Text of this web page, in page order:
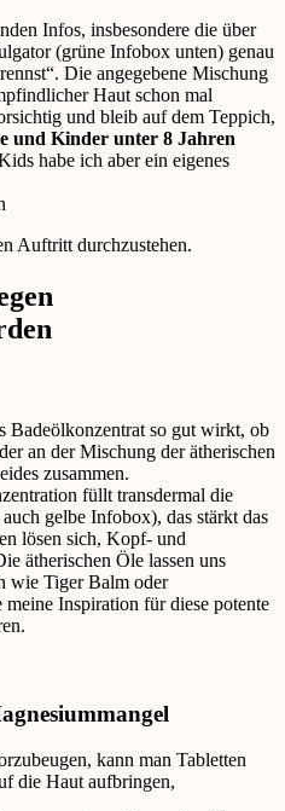
Infos, insbesondere die über
(grüne Infobox unten) genau
Die angegebene Mischung
Haut schon mal
und bleib auf dem Teppich,
und Kinder unter 8 Jahren
habe ich aber ein eigenes
Auftritt durchzustehen.
Badeölkonzentrat so gut wirkt, ob
an der Mischung der ätherischen
zusammen.
füllt transdermal die
gelbe Infobox), das stärkt das
lösen sich, Kopf- und
ätherischen Öle lassen uns
wie Tiger Balm oder
Inspiration für diese potente
kann man Tabletten
die Haut aufbringen,